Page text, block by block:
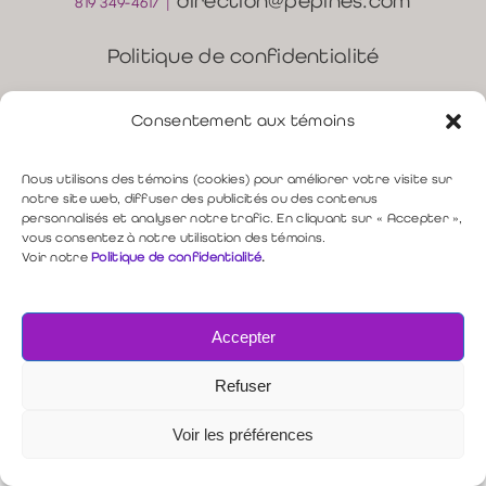
Consentement aux témoins
Nous utilisons des témoins (cookies) pour améliorer votre visite sur
notre site web, diffuser des publicités ou des contenus
personnalisés et analyser notre trafic. En cliquant sur « Accepter »,
vous consentez à notre utilisation des témoins.
Voir notrePolitique de confidentialité.
Accepter
Refuser
Voir les préférences
Politique de confidentialité
Nous contacter